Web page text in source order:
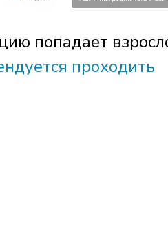
попадает
проходить